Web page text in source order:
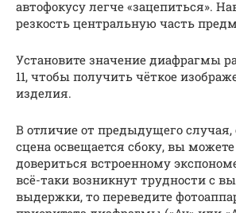
автофокусу легче «зацепиться».
резкость центральную часть
Установите значение диафрагмы
11, чтобы получить чёткое
изделия.
В отличие от предыдущего случая,
сцена освещается сбоку, вы
довериться встроенному
всё-таки возникнут трудности с
выдержки, то переведите